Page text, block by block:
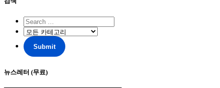
뉴스레터 (무료)